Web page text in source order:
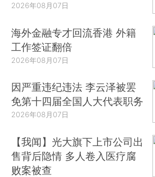
2026年08月07日
海外金融专才回流香港 外籍
工作签证翻倍
2026年08月07日
因严重违纪违法 李云泽被罢
免第十四届全国人大代表职务
2026年08月07日
【我闻】光大旗下上市公司出
售背后隐情 多人卷入医疗腐
败案被查